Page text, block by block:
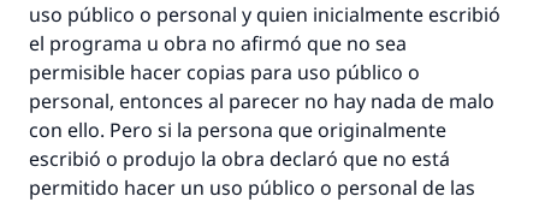
uso público o personal y quien inicialmente escribió
el programa u obra no afirmó que no sea
permisible hacer copias para uso público o
personal, entonces al parecer no hay nada de malo
con ello. Pero si la persona que originalmente
escribió o produjo la obra declaró que no está
permitido hacer un uso público o personal de las
Contribuir